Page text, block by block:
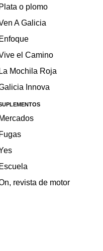
o plomo
A Galicia
el Camino
Mochila Roja
Innova
revista de motor